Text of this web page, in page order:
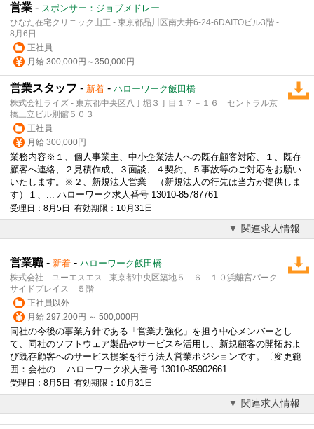
営業 - スポンサー：ジョブメドレー
ひなた在宅クリニック山王 - 東京都品川区南大井6-24-6DAITOビル3階 -
8月6日
正社員
月給 300,000円～350,000円
営業スタッフ - 新着 - ハローワーク飯田橋
株式会社ライズ - 東京都中央区八丁堀３丁目１７－１６ セントラル京
橋三立ビル別館５０３
正社員
月給 300,000円
業務内容※１、個人事業主、中小企業法人への既存顧客対応、１、既存
顧客へ連絡、２見積作成、３面談、４契約、５事故等のご対応をお願い
いたします。※２、新規法人営業 （新規法人の行先は当方が提供しま
す）１、... ハローワーク求人番号 13010-85787761
受理日：8月5日 有効期限：10月31日
関連求人情報
営業職 - 新着 - ハローワーク飯田橋
株式会社 ユーエスエス - 東京都中央区築地５－６－１０浜離宮パーク
サイドプレイス ５階
正社員以外
月給 297,200円 ～ 500,000円
同社の今後の事業方針である「営業力強化」を担う中心メンバーとし
て、同社のソフトウェア製品やサービスを活用し、新規顧客の開拓およ
び既存顧客へのサービス提案を行う 法人営業ポジションです。〔変更範
囲：会社の... ハローワーク求人番号 13010-85902661
受理日：8月5日 有効期限：10月31日
関連求人情報